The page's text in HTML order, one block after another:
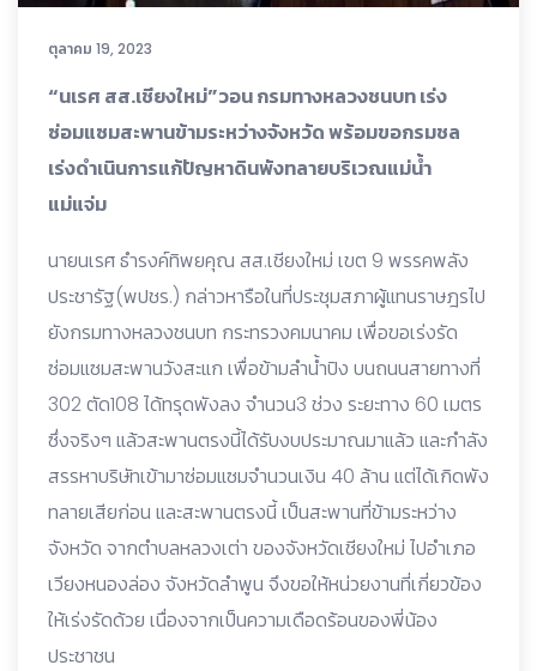
ตุลาคม 19, 2023
“นเรศ สส.เชียงใหม่”วอน กรมทางหลวงชนบท เร่ง
ซ่อมแซมสะพานข้ามระหว่างจังหวัด พร้อมขอกรมชล
เร่งดำเนินการแก้ปัญหาดินพังทลายบริเวณแม่น้ำ
แม่แจ่ม
นายนเรศ ธำรงค์ทิพยคุณ สส.เชียงใหม่ เขต 9 พรรคพลัง
ประชารัฐ(พปชร.) กล่าวหารือในที่ประชุมสภาผู้แทนราษฎรไป
ยังกรมทางหลวงชนบท กระทรวงคมนาคม เพื่อขอเร่งรัด
ซ่อมแซมสะพานวังสะแก เพื่อข้ามลำน้ำปิง บนถนนสายทางที่
302 ตัด108 ได้ทรุดพังลง จำนวน3 ช่วง ระยะทาง 60 เมตร
ซึ่งจริงๆ แล้วสะพานตรงนี้ได้รับงบประมาณมาแล้ว และกำลัง
สรรหาบริษัทเข้ามาซ่อมแซมจำนวนเงิน 40 ล้าน แต่ได้เกิดพัง
ทลายเสียก่อน และสะพานตรงนี้ เป็นสะพานที่ข้ามระหว่าง
จังหวัด จากตำบลหลวงเต่า ของจังหวัดเชียงใหม่ ไปอำเภอ
เวียงหนองล่อง จังหวัดลำพูน จึงขอให้หน่วยงานที่เกี่ยวข้อง
ให้เร่งรัดด้วย เนื่องจากเป็นความเดือดร้อนของพี่น้อง
ประชาชน